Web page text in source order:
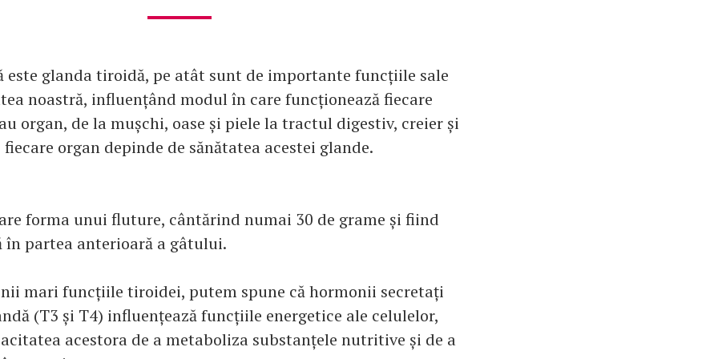
este glanda tiroidă, pe atât sunt de importante funcțiile sale
noastră, influențând modul în care funcționează fiecare
organ, de la mușchi, oase și piele la tractul digestiv, creier și
organ depinde de sănătatea acestei glande.
forma unui fluture, cântărind numai 30 de grame și fiind
în partea anterioară a gâtului.
mari funcțiile tiroidei, putem spune că hormonii secretați
(T3 și T4) influențează funcțiile energetice ale celulelor,
acestora de a metaboliza substanțele nutritive și de a